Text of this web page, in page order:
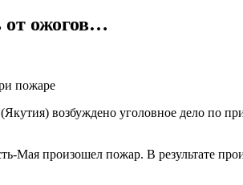
от ожогов…
пожаре
возбуждено уголовное дело по
Мая произошел пожар. В результате